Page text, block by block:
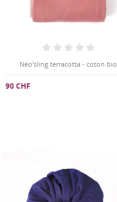
Néo'sling terracotta - coton bio
90 CHF